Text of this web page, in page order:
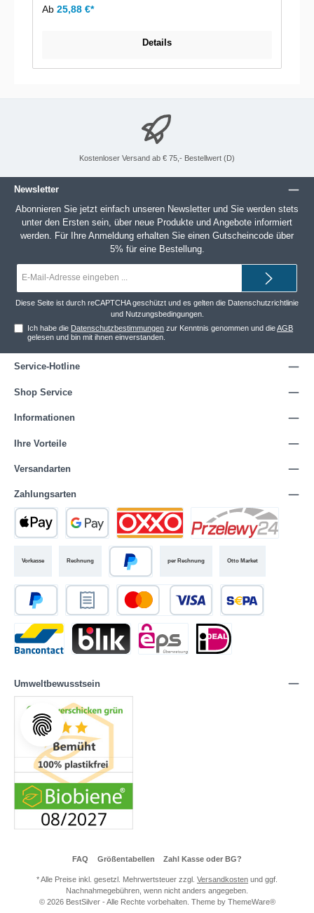
Ab 25,88 €*
Details
Kostenloser Versand ab € 75,- Bestellwert (D)
Newsletter
Abonnieren Sie jetzt einfach unseren Newsletter und Sie werden stets
unter den Ersten sein, über neue Produkte und Angebote informiert
werden. Für Ihre Anmeldung erhalten Sie einen Gutscheincode über
5% für eine Bestellung.
Diese Seite ist durch reCAPTCHA geschützt und es gelten die Datenschutzrichtlinie
und Nutzungsbedingungen.
Ich habe die Datenschutzbestimmungen zur Kenntnis genommen und dieAGB
gelesen und bin mit ihnen einverstanden.
Service-Hotline
Shop Service
Informationen
Ihre Vorteile
Versandarten
Zahlungsarten
per Rechnung Otto Market
Vorkasse Rechnung
Umweltbewusstsein
FAQ Größentabellen Zahl Kasse oder BG?
* Alle Preise inkl. gesetzl. Mehrwertsteuer zzgl. Versandkosten und ggf.
Nachnahmegebühren, wenn nicht anders angegeben.
© 2026 BestSilver - Alle Rechte vorbehalten. Theme by ThemeWare®